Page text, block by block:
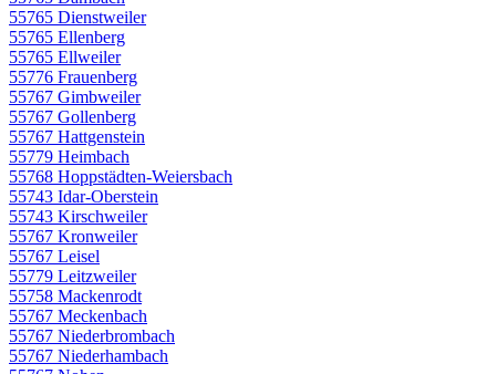
55765 Dienstweiler
55765 Ellenberg
55765 Ellweiler
55776 Frauenberg
55767 Gimbweiler
55767 Gollenberg
55767 Hattgenstein
55779 Heimbach
55768 Hoppstädten-Weiersbach
55743 Idar-Oberstein
55743 Kirschweiler
55767 Kronweiler
55767 Leisel
55779 Leitzweiler
55758 Mackenrodt
55767 Meckenbach
55767 Niederbrombach
55767 Niederhambach